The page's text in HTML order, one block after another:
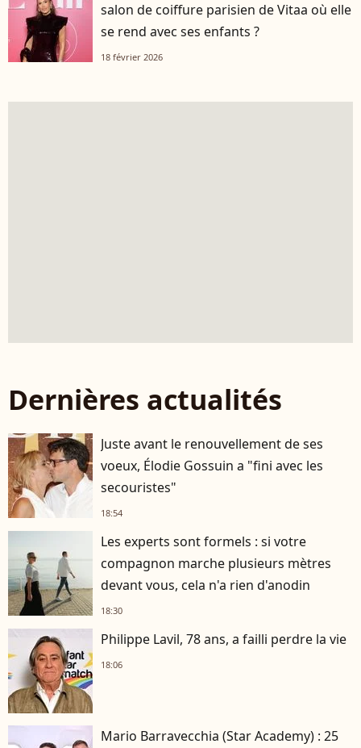
salon de coiffure parisien de Vitaa où elle
se rend avec ses enfants ?
18 février 2026
Dernières actualités
Juste avant le renouvellement de ses
voeux, Élodie Gossuin a "fini avec les
secouristes"
18:54
Les experts sont formels : si votre
compagnon marche plusieurs mètres
devant vous, cela n'a rien d'anodin
18:30
Philippe Lavil, 78 ans, a failli perdre la vie
18:06
Mario Barravecchia (Star Academy) : 25